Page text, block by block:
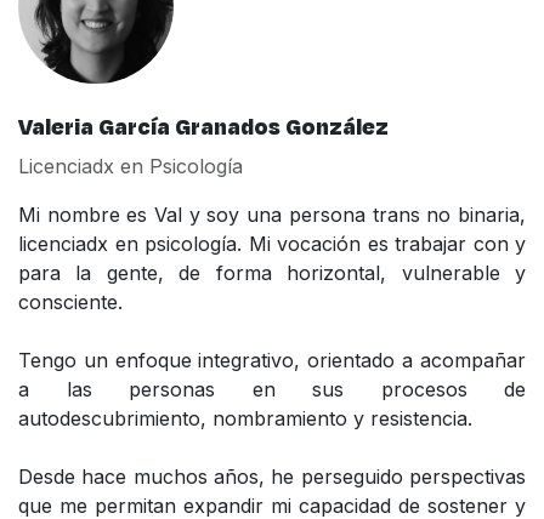
Valeria García Granados González
Licenciadx en Psicología
Mi nombre es Val y soy una persona trans no binaria,
licenciadx en psicología. Mi vocación es trabajar con y
para la gente, de forma horizontal, vulnerable y
consciente.
Tengo un enfoque integrativo, orientado a acompañar
a las personas en sus procesos de
autodescubrimiento, nombramiento y resistencia.
Desde hace muchos años, he perseguido perspectivas
que me permitan expandir mi capacidad de sostener y